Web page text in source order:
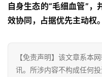
专
题
自身生态的“毛细血管”
效协同，占据优先主动权。
【免责声明】该文章系本
讯。所涉内容不构成任何